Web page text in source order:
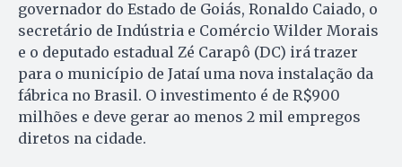
governador do Estado de Goiás, Ronaldo Caiado, o
secretário de Indústria e Comércio Wilder Morais
e o deputado estadual Zé Carapô (DC) irá trazer
para o município de Jataí uma nova instalação da
fábrica no Brasil. O investimento é de R$900
milhões e deve gerar ao menos 2 mil empregos
diretos na cidade.